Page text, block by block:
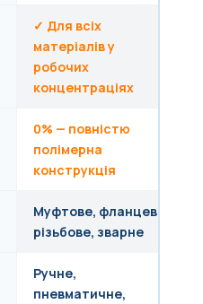
✓ Для всіх
матеріалів у
робочих
концентраціях
0% — повністю
полімерна
конструкція
Муфтове, фланцеве,
різьбове, зварне
Ручне,
пневматичне,